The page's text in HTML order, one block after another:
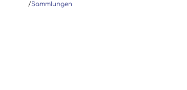
/Sammlungen